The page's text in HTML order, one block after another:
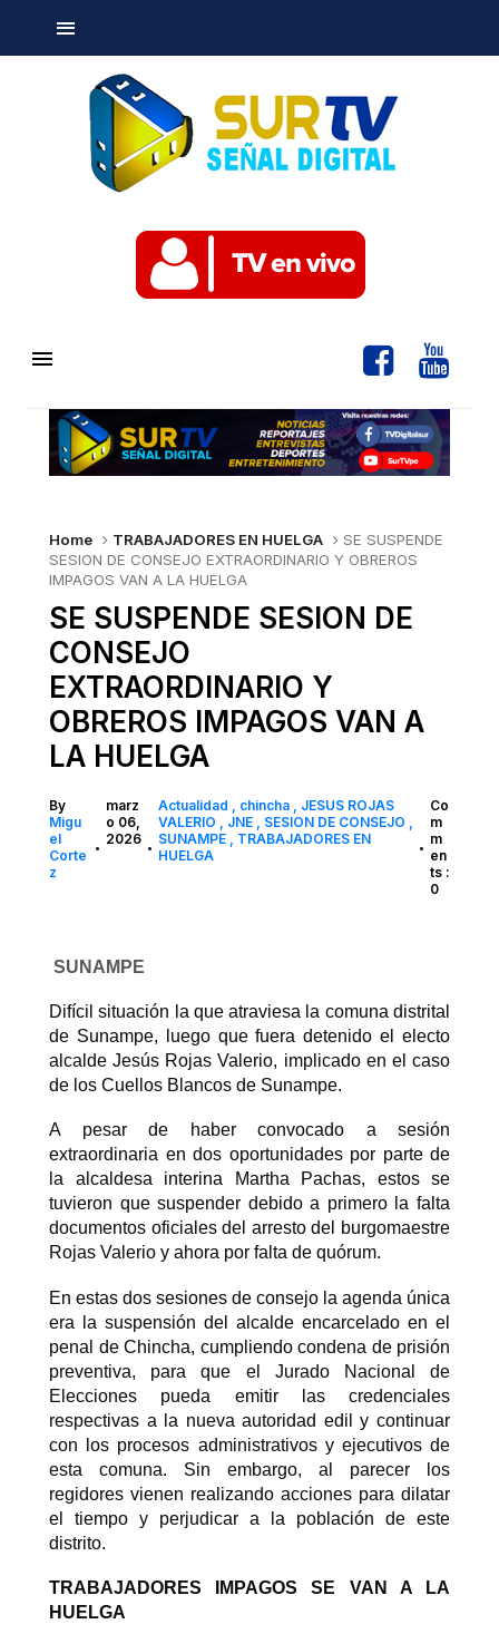
Home TRABAJADORES EN HUELGA
SE SUSPENDE
SESION DE CONSEJO EXTRAORDINARIO Y OBREROS
IMPAGOS VAN A LA HUELGA
SE SUSPENDE SESION DE
CONSEJO
EXTRAORDINARIO Y
OBREROS IMPAGOS VAN A
LA HUELGA
By
Migu
el
Corte
z
•
marz
o 06,
2026 •
Actualidad chincha
JESUS ROJAS
VALERIO
JNE
SESION DE CONSEJO
SUNAMPE
TRABAJADORES EN
HUELGA
•
Co
m
m
en
ts :
0
SUNAMPE
Difícil situación la que atraviesa la comuna distrital
de Sunampe, luego que fuera detenido el electo
alcalde Jesús Rojas Valerio, implicado en el caso
de los Cuellos Blancos de Sunampe.
A pesar de haber convocado a sesión
extraordinaria en dos oportunidades por parte de
la alcaldesa interina Martha Pachas, estos se
tuvieron que suspender debido a primero la falta
documentos oficiales del arresto del burgomaestre
Rojas Valerio y ahora por falta de quórum.
En estas dos sesiones de consejo la agenda única
era la suspensión del alcalde encarcelado en el
penal de Chincha, cumpliendo condena de prisión
preventiva, para que el Jurado Nacional de
Elecciones pueda emitir las credenciales
respectivas a la nueva autoridad edil y continuar
con los procesos administrativos y ejecutivos de
esta comuna. Sin embargo, al parecer los
regidores vienen realizando acciones para dilatar
el tiempo y perjudicar a la población de este
distrito.
TRABAJADORES IMPAGOS SE VAN A LA
HUELGA